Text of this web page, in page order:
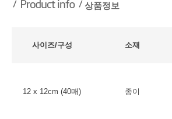
상품정보
사이즈/구성 소재
12 x 12cm (40매) 종이